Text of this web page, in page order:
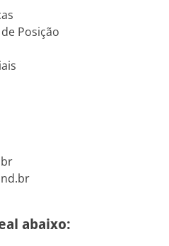
Posição
abaixo: